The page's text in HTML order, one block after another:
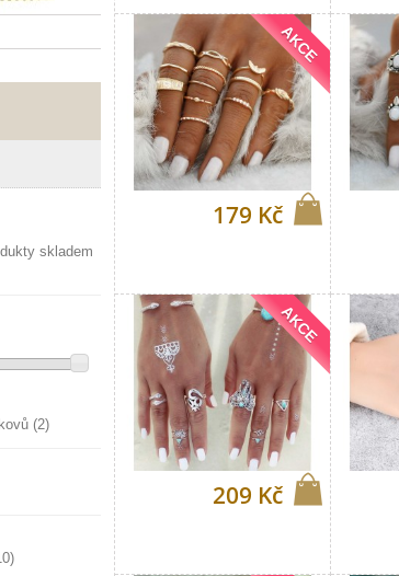
skladem
(2)
179 Kč
AKCE
209 Kč
AKCE